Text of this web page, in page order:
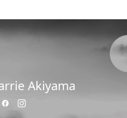
Akiyama